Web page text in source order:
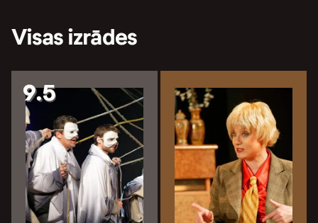
Visas izrādes
9.5